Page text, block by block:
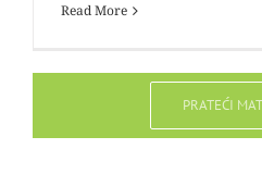
Read More
PRATEĆI